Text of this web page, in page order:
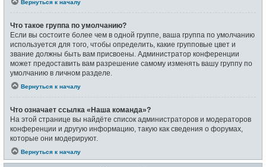
Вернуться к началу
Что такое группа по умолчанию?
Если вы состоите более чем в одной группе, ваша группа по умолчанию
используется для того, чтобы определить, какие групповые цвет и
звание должны быть вам присвоены. Администратор конференции
может предоставить вам разрешение самому изменять вашу группу по
умолчанию в личном разделе.
Вернуться к началу
Что означает ссылка «Наша команда»?
На этой странице вы найдёте список администраторов и модераторов
конференции и другую информацию, такую как сведения о форумах,
которые они модерируют.
Вернуться к началу